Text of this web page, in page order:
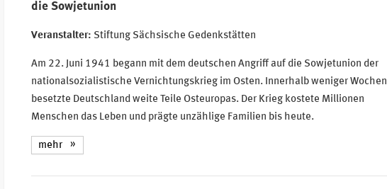
die Sowjetunion
Veranstalter: Stiftung Sächsische Gedenkstätten
Am 22. Juni 1941 begann mit dem deutschen Angriff auf die Sowjetunion der
nationalsozialistische Vernichtungskrieg im Osten. Innerhalb weniger Wochen
besetzte Deutschland weite Teile Osteuropas. Der Krieg kostete Millionen
Menschen das Leben und prägte unzählige Familien bis heute.
mehr